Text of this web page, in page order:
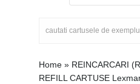
Home » REINCARCARI
REFILL CARTUSE